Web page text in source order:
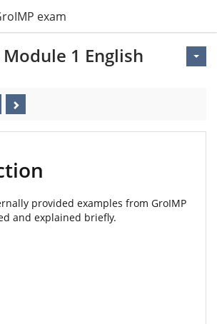
examples
1 English
provided examples from GroIMP
and explained briefly.